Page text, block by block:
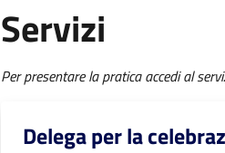
Servizi
Per presentare la pratica accedi al
Delega per la